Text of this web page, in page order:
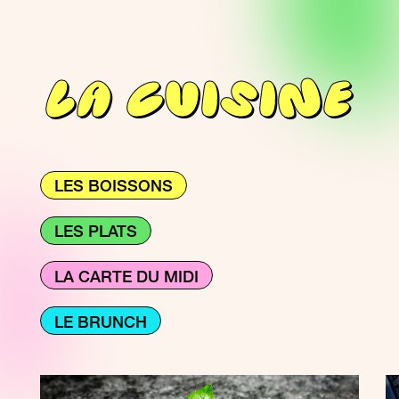
LA CUISINE
LES BOISSONS
LES PLATS
LA CARTE DU MIDI
LE BRUNCH